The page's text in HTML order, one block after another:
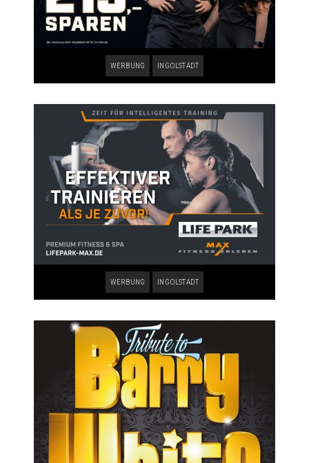
WERBUNG INGOLSTADT
WERBUNG INGOLSTADT